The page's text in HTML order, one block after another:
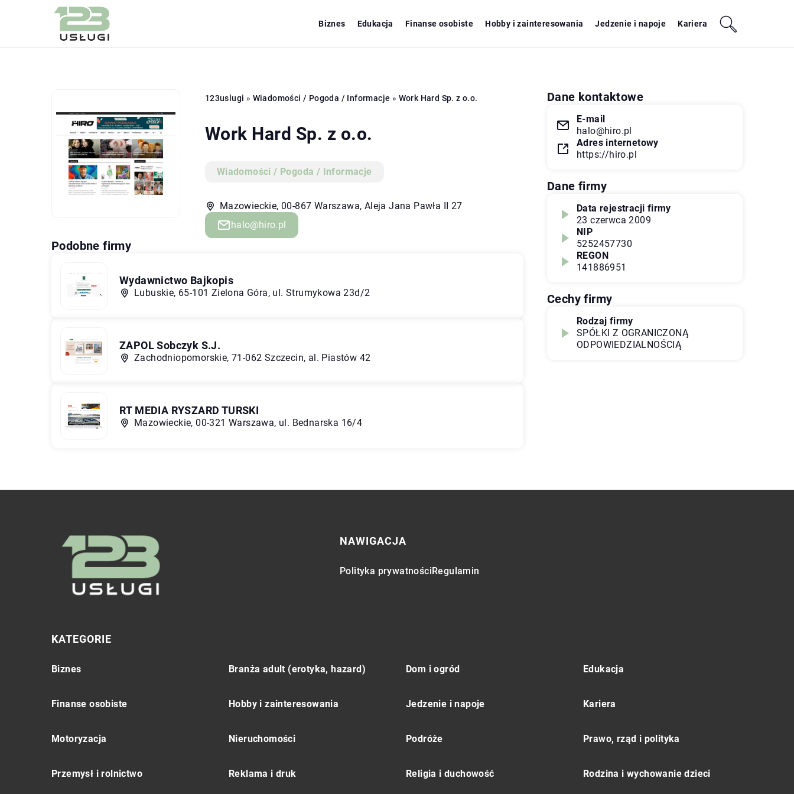
Biznes Edukacja Finanse osobiste Hobby i zainteresowania Jedzenie i napoje Kariera
123uslugi » Wiadomości / Pogoda / Informacje » Work Hard Sp. z o.o.
Work Hard Sp. z o.o.
Wiadomości / Pogoda / Informacje
Mazowieckie, 00-867 Warszawa, Aleja Jana Pawła II 27
halo@hiro.pl
Podobne firmy
Wydawnictwo Bajkopis
Lubuskie, 65-101 Zielona Góra, ul. Strumykowa 23d/2
ZAPOL Sobczyk S.J.
Zachodniopomorskie, 71-062 Szczecin, al. Piastów 42
RT MEDIA RYSZARD TURSKI
Mazowieckie, 00-321 Warszawa, ul. Bednarska 16/4
Dane kontaktowe
E-mail
halo@hiro.pl
Adres internetowy
https://hiro.pl
Dane firmy
Data rejestracji firmy
23 czerwca 2009
NIP
5252457730
REGON
141886951
Cechy firmy
Rodzaj firmy
SPÓŁKI Z OGRANICZONĄ
ODPOWIEDZIALNOŚCIĄ
NAWIGACJA
Polityka prywatnościRegulamin
KATEGORIE
Biznes Branża adult (erotyka, hazard) Dom i ogród Edukacja
Finanse osobiste Hobby i zainteresowania Jedzenie i napoje Kariera
Motoryzacja Nieruchomości Podróże Prawo, rząd i polityka
Przemysł i rolnictwo Reklama i druk Religia i duchowość Rodzina i wychowanie dzieci